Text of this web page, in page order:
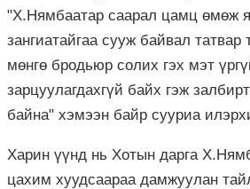
"Х.Нямбаатар саарал цамц өмөж
зангиатайгаа сууж байвал татвар
мөнгө бродьюр солих гэх мэт
зарцуулагдахгүй байх гэж
байна" хэмээн байр сууриа
Харин үүнд нь Хотын дарга
цахим хуудсаараа дамжуулан